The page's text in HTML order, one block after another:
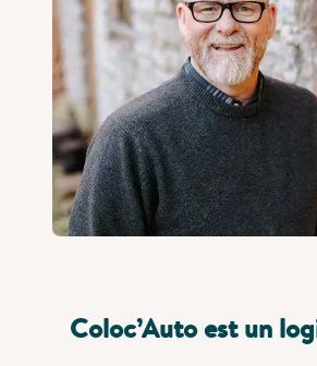
Coloc’Auto est un